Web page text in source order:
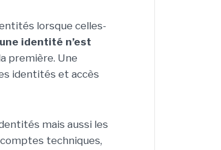
lorsque celles-
une identité n’est
première. Une
identités et accès
mais aussi les
techniques,